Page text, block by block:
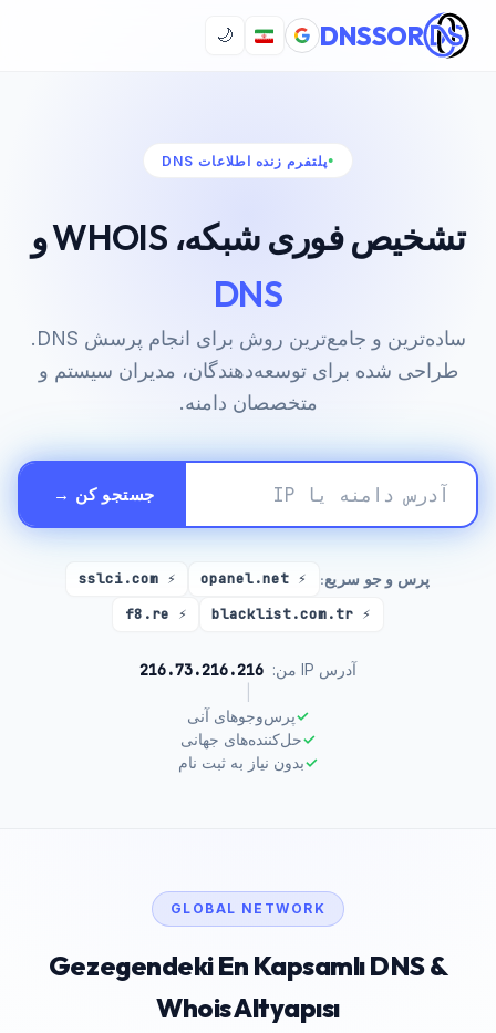
DNSSOR
🌙
پلتفرم زنده اطلاعات DNS
تشخیص فوری شبکه، WHOIS و
DNS
ساده‌ترین و جامع‌ترین روش برای انجام پرسش DNS.
طراحی شده برای توسعه‌دهندگان، مدیران سیستم و
متخصصان دامنه.
جستجو کن →
پرس و جو سریع: ⚡ opanel.net
⚡ sslci.com
⚡ blacklist.com.tr
⚡ f8.re
آدرس IP من: 216.73.216.216
✓پرس‌وجوهای آنی
✓حل‌کننده‌های جهانی
✓بدون نیاز به ثبت نام
GLOBAL NETWORK
Gezegendeki En Kapsamlı DNS &
Whois Altyapısı